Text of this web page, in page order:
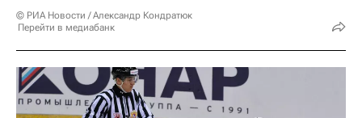
© РИА Новости / Александр Кондратюк
Перейти в медиабанк